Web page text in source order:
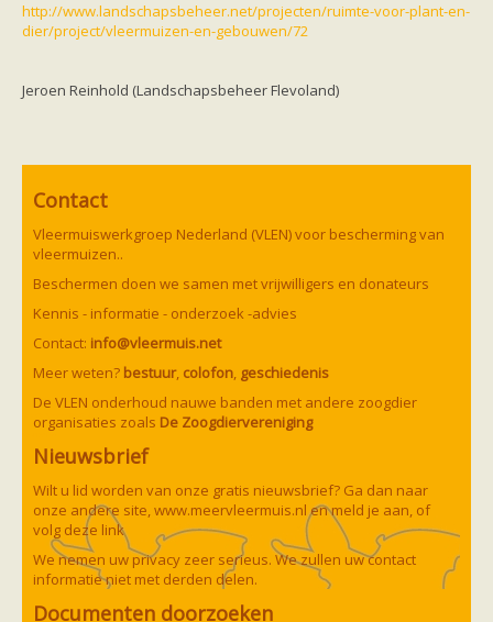
Landelijk zoogdierwerkgroepen
Regionale of provinciale werkgroepen
Landelijke natuurverenigingen
Ecologie en soorten
Hoe vleermuizen leven
Voedsel en jagen
Verblijfplaatsen
Soorten
Baardvleermuis
Bechsteins vleermuis
Bosvleermuis
Brandt's vleermuis
Franjestaart
Gewone dwergvleermuis
Grijze grootoorvleermuis
Grote rosse vleermuis
Ingekorven vleermuis
Kleine en grote hoefijzerneus
Laatvlieger
Meervleermuis
Mopsvleermuis
Noordse vleermuis
Rosse vleermuis
http://www.landschapsbeheer.net/projecten/ruimte-voor-plant-en-
dier/project/vleermuizen-en-gebouwen/72
Jeroen Reinhold (Landschapsbeheer Flevoland)
Contact
Vleermuiswerkgroep Nederland (VLEN) voor bescherming van
vleermuizen..
Beschermen doen we samen met vrijwilligers en donateurs
Kennis - informatie - onderzoek -advies
Contact: info@vleermuis.net
Meer weten? bestuur, colofon, geschiedenis
De VLEN onderhoud nauwe banden met andere zoogdier
organisaties zoals De Zoogdiervereniging
Nieuwsbrief
Wilt u lid worden van onze gratis nieuwsbrief? Ga dan naar
onze andere site,www.meervleermuis.nlen meld je aan, of
volg deze link
We nemen uw privacy zeer serieus. We zullen uw contact
informatie niet met derden delen.
Documenten doorzoeken